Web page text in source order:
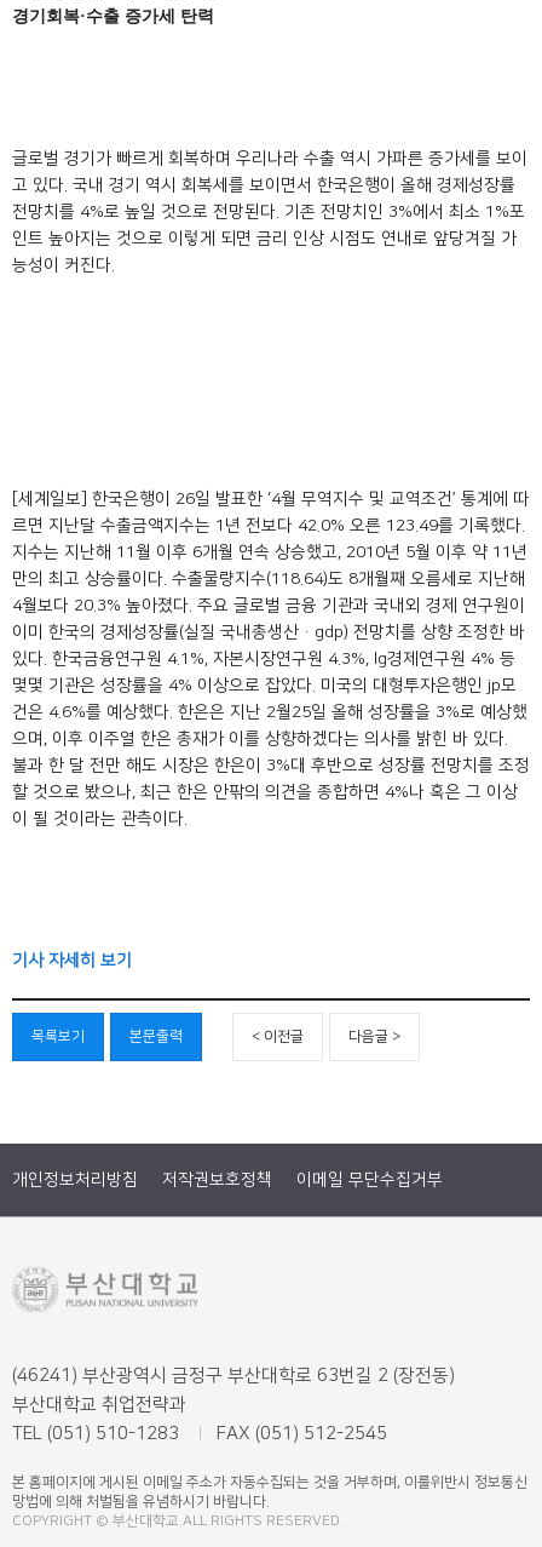
경기회복·수출 증가세 탄력
글로벌 경기가 빠르게 회복하며 우리나라 수출 역시 가파른 증가세를 보이
고 있다. 국내 경기 역시 회복세를 보이면서 한국은행이 올해 경제성장률
전망치를 4%로 높일 것으로 전망된다. 기존 전망치인 3%에서 최소 1%포
인트 높아지는 것으로 이렇게 되면 금리 인상 시점도 연내로 앞당겨질 가
능성이 커진다.
[세계일보] 한국은행이 26일 발표한 ‘4월 무역지수 및 교역조건’ 통계에 따
르면 지난달 수출금액지수는 1년 전보다 42.0% 오른 123.49를 기록했다.
지수는 지난해 11월 이후 6개월 연속 상승했고, 2010년 5월 이후 약 11년
만의 최고 상승률이다. 수출물량지수(118.64)도 8개월째 오름세로 지난해
4월보다 20.3% 높아졌다. 주요 글로벌 금융 기관과 국내외 경제 연구원이
이미 한국의 경제성장률(실질 국내총생산·gdp) 전망치를 상향 조정한 바
있다. 한국금융연구원 4.1%, 자본시장연구원 4.3%, lg경제연구원 4% 등
몇몇 기관은 성장률을 4% 이상으로 잡았다. 미국의 대형투자은행인 jp모
건은 4.6%를 예상했다. 한은은 지난 2월25일 올해 성장률을 3%로 예상했
으며, 이후 이주열 한은 총재가 이를 상향하겠다는 의사를 밝힌 바 있다.
불과 한 달 전만 해도 시장은 한은이 3%대 후반으로 성장률 전망치를 조정
할 것으로 봤으나, 최근 한은 안팎의 의견을 종합하면 4%나 혹은 그 이상
이 될 것이라는 관측이다.
기사 자세히 보기
목록보기 본문출력 < 이전글 다음글 >
개인정보처리방침 저작권보호정책 이메일 무단수집거부
(46241) 부산광역시 금정구 부산대학로 63번길 2 (장전동)
부산대학교 취업전략과
TEL (051) 510-1283
FAX (051) 512-2545
본 홈페이지에 게시된 이메일 주소가 자동수집되는 것을 거부하며, 이를위반시 정보통신
망법에 의해 처벌됨을 유념하시기 바랍니다.
COPYRIGHT © 부산대학교.ALL RIGHTS RESERVED.